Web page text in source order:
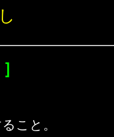
こと。